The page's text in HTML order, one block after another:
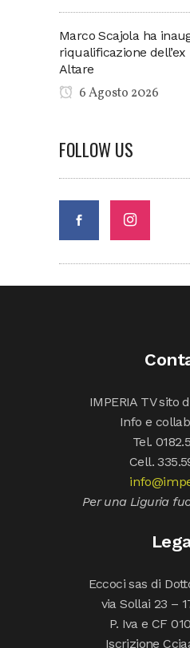
Marco Scajola ha
riqualificazione
Altare
6 Agosto 2026
FOLLOW US
IMPERIA TV sito
Info e
Tel.
Cell.
Per una Liguria
Eccoci sas di
via Sollai 23 –
P. Iva e CF
Iscrizione